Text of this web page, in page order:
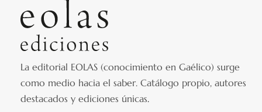
La editorial EOLAS (conocimiento en Gaélico) surge
como medio hacia el saber.Catálogo propio, autores
destacados y ediciones únicas.